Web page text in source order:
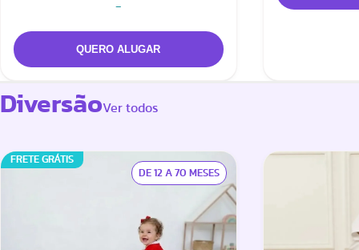
-
DiversãoVer todos
FRETE GRÁTIS
DE 12 A 70 MESES